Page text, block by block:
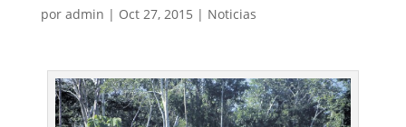
por admin | Oct 27, 2015 | Noticias